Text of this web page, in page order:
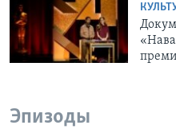
Эпизоды